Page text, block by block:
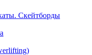
Скейтборды